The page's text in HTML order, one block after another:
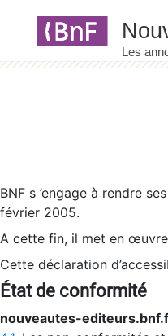
BNF s ’engage à rendre
février 2005.
A cette fin, il met en
Cette déclaration
État de conformité
nouveautes-